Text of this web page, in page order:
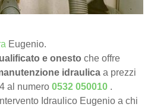
Eugenio.
e onesto che offre
idraulica a prezzi
al numero0532 050010 .
Idraulico Eugenio a chi